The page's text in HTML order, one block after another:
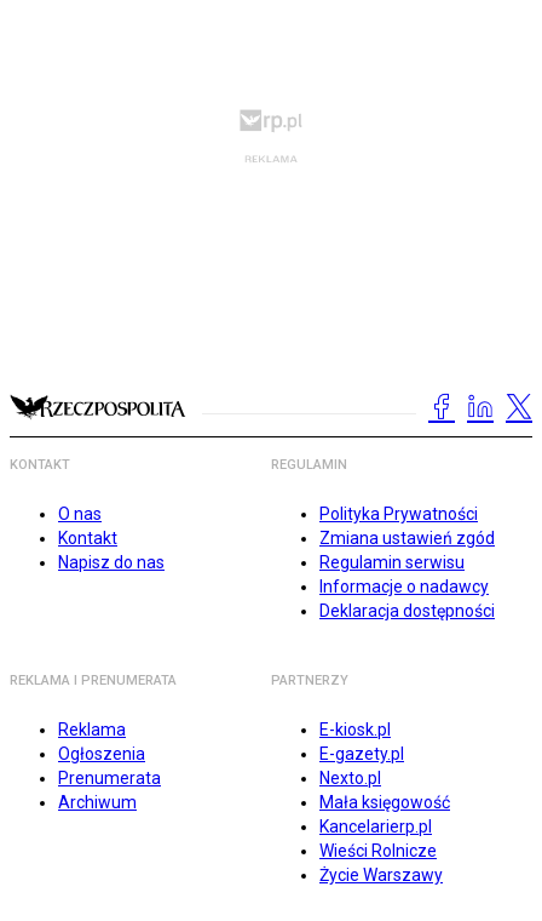
KONTAKT
O nas
Kontakt
Napisz do nas
REGULAMIN
Polityka Prywatności
Zmiana ustawień zgód
Regulamin serwisu
Informacje o nadawcy
Deklaracja dostępności
REKLAMA I PRENUMERATA
Reklama
Ogłoszenia
Prenumerata
Archiwum
PARTNERZY
E-kiosk.pl
E-gazety.pl
Nexto.pl
Mała księgowość
Kancelarierp.pl
Wieści Rolnicze
Życie Warszawy